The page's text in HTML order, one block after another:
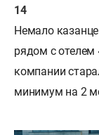
Немало
рядом с отелем
компании
минимум на 2